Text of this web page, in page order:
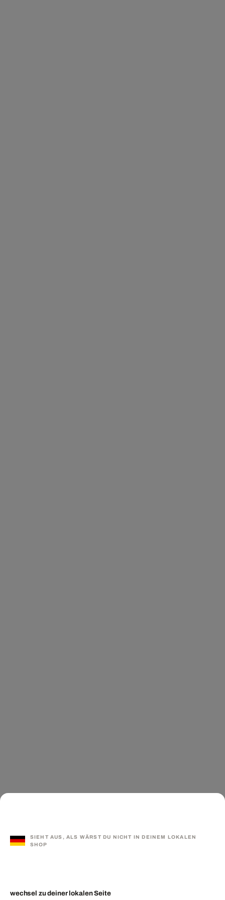
SIEHT AUS, ALS WÄRST DU NICHT IN DEINEM LOKALEN
SHOP
wechsel zu deiner lokalen Seite